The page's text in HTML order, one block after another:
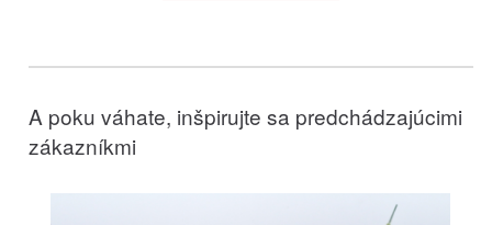
A poku váhate, inšpirujte sa predchádzajúcimi
zákazníkmi